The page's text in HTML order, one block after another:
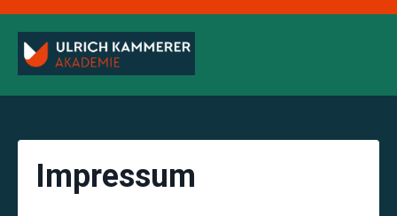
Impressum